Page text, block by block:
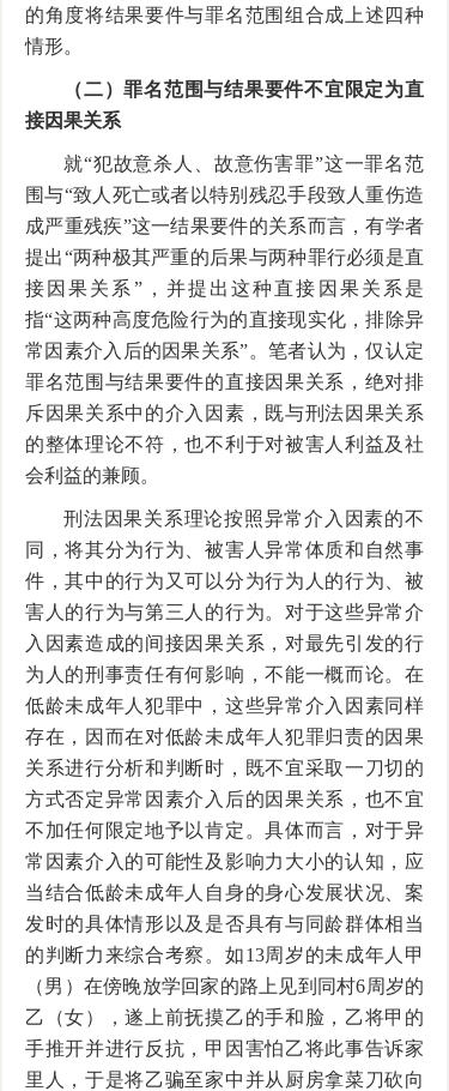
的角度将结果要件与罪名范围组合成上述四种
情形。
（二）罪名范围与结果要件不宜限定为直
接因果关系
就“犯故意杀人、故意伤害罪”这一罪名范
围与“致人死亡或者以特别残忍手段致人重伤造
成严重残疾”这一结果要件的关系而言，有学者
提出“两种极其严重的后果与两种罪行必须是直
接因果关系”，并提出这种直接因果关系是
指“这两种高度危险行为的直接现实化，排除异
常因素介入后的因果关系”。笔者认为，仅认定
罪名范围与结果要件的直接因果关系，绝对排
斥因果关系中的介入因素，既与刑法因果关系
的整体理论不符，也不利于对被害人利益及社
会利益的兼顾。
刑法因果关系理论按照异常介入因素的不
同，将其分为行为、被害人异常体质和自然事
件，其中的行为又可以分为行为人的行为、被
害人的行为与第三人的行为。对于这些异常介
入因素造成的间接因果关系，对最先引发的行
为人的刑事责任有何影响，不能一概而论。在
低龄未成年人犯罪中，这些异常介入因素同样
存在，因而在对低龄未成年人犯罪归责的因果
关系进行分析和判断时，既不宜采取一刀切的
方式否定异常因素介入后的因果关系，也不宜
不加任何限定地予以肯定。具体而言，对于异
常因素介入的可能性及影响力大小的认知，应
当结合低龄未成年人自身的身心发展状况、案
发时的具体情形以及是否具有与同龄群体相当
的判断力来综合考察。如13周岁的未成年人甲
（男）在傍晚放学回家的路上见到同村6周岁的
乙（女），遂上前抚摸乙的手和脸，乙将甲的
手推开并进行反抗，甲因害怕乙将此事告诉家
里人，于是将乙骗至家中并从厨房拿菜刀砍向